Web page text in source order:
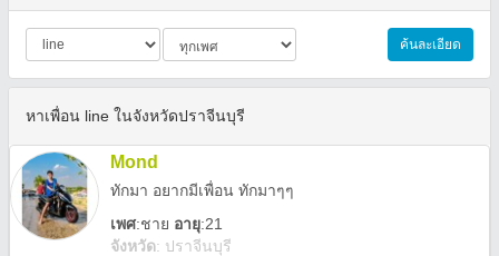
ค้นละเอียด
หาเพื่อน line ในจังหวัดปราจีนบุรี
Mond
ทักมา อยากมีเพื่อน ทักมาๆๆ
เพศ:ชาย อายุ:21
จังหวัด: ปราจีนบุรี